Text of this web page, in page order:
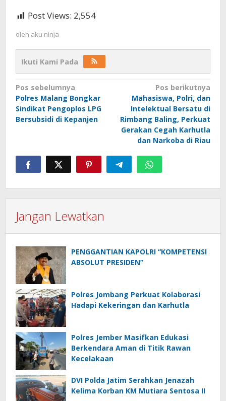
Post Views: 2,554
oleh aku ninja
Ikuti Kami Pada
Navigasi
pos
Pos sebelumnya
Polres Malang Bongkar
Sindikat Pengoplos LPG
Bersubsidi di Kepanjen
Pos berikutnya
Mahasiswa, Polri, dan
Intelektual Bersatu di
Rimbang Baling, Perkuat
Gerakan Cegah Karhutla
dan Narkoba di Riau
Jangan Lewatkan
PENGGANTIAN KAPOLRI “KOMPETENSI
ABSOLUT PRESIDEN”
Polres Jombang Perkuat Kolaborasi
Hadapi Kekeringan dan Karhutla
Polres Jember Masifkan Edukasi
Berkendara Aman di Titik Rawan
Kecelakaan
DVI Polda Jatim Serahkan Jenazah
Kelima Korban KM Mutiara Sentosa II